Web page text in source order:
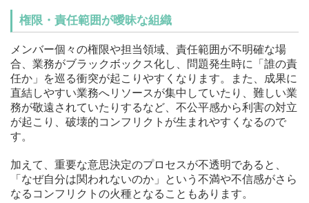
権限・責任範囲が曖昧な組織
メンバー個々の権限や担当領域、責任範囲が不明確な場
合、業務がブラックボックス化し、問題発生時に「誰の責
任か」を巡る衝突が起こりやすくなります。また、成果に
直結しやすい業務へリソースが集中していたり、難しい業
務が敬遠されていたりするなど、不公平感から利害の対立
が起こり、破壊的コンフリクトが生まれやすくなるので
す。
加えて、重要な意思決定のプロセスが不透明であると、
「なぜ自分は関われないのか」という不満や不信感がさら
なるコンフリクトの火種となることもあります。